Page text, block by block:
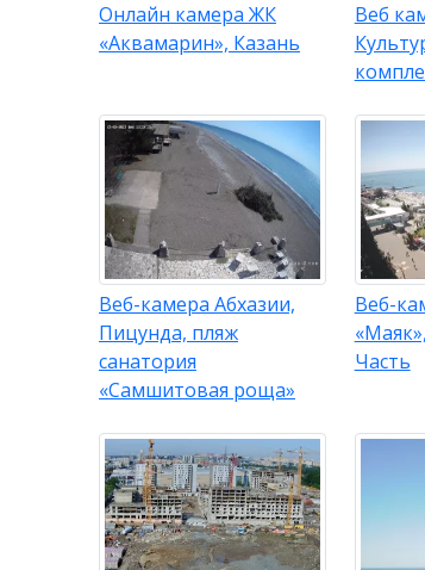
Онлайн камера ЖК
«Аквамарин», Казань
Веб
Веб-камера Абхазии,
Пицунда, пляж
санатория
«Самшитовая роща»
Веб-
Часть